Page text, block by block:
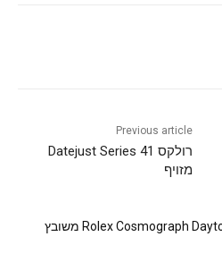
Previous article
רולקס Datejust Series 41
מזויף
העתק Rolex Cosmograph Daytona משובץ